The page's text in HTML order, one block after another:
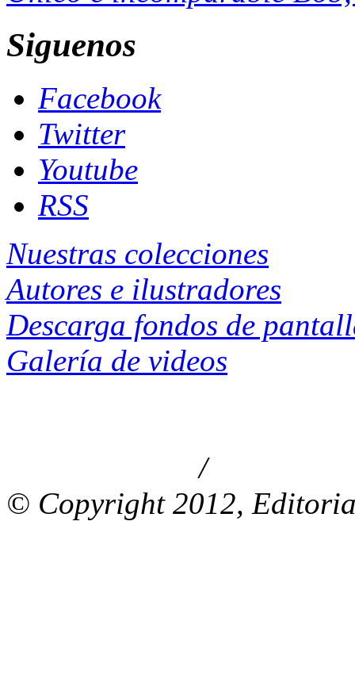
Siguenos
Facebook
Twitter
Youtube
RSS
Nuestras colecciones
Autores e ilustradores
Descarga fondos de
Galería de videos
/
© Copyright 2012,